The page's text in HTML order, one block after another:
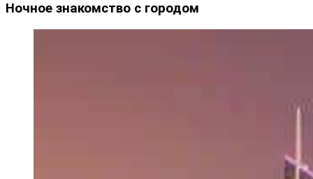
Ночное знакомство с городом